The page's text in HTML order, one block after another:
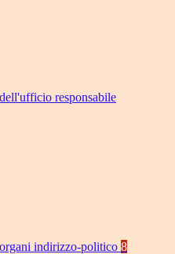
responsabile
indirizzo-politico 8